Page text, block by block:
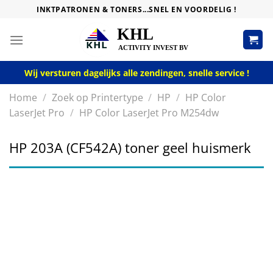
content
INKTPATRONEN & TONERS...SNEL EN VOORDELIG !
Wij versturen dagelijks alle zendingen, snelle service !
Home / Zoek op Printertype / HP / HP Color
LaserJet Pro / HP Color LaserJet Pro M254dw
HP 203A (CF542A) toner geel huismerk